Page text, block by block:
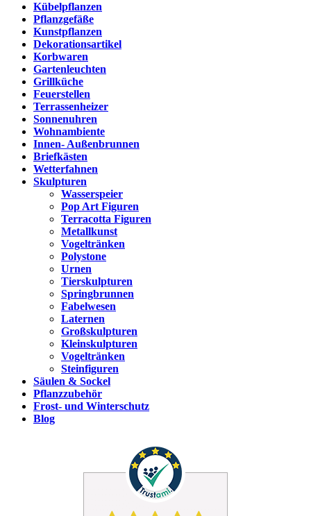
Kübelpflanzen
Pflanzgefäße
Kunstpflanzen
Dekorationsartikel
Korbwaren
Gartenleuchten
Grillküche
Feuerstellen
Terrassenheizer
Sonnenuhren
Wohnambiente
Innen- Außenbrunnen
Briefkästen
Wetterfahnen
Skulpturen
Wasserspeier
Pop Art Figuren
Terracotta Figuren
Metallkunst
Vogeltränken
Polystone
Urnen
Tierskulpturen
Springbrunnen
Fabelwesen
Laternen
Großskulpturen
Kleinskulpturen
Vogeltränken
Steinfiguren
Säulen & Sockel
Pflanzzubehör
Frost- und Winterschutz
Blog